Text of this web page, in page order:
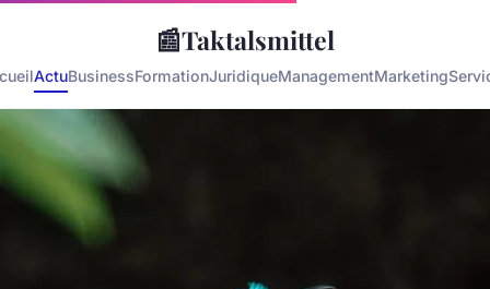
📰Taktalsmittel
ActuBusinessFormationJuridiqueManagementMarketing